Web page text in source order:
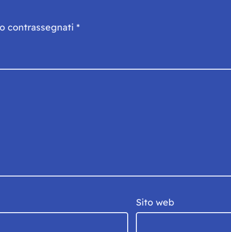
contrassegnati *
Sito web